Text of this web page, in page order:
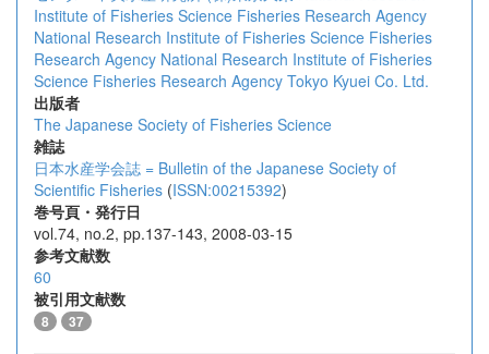
Institute of Fisheries Science Fisheries Research Agency
National Research Institute of Fisheries Science Fisheries
Research Agency National Research Institute of Fisheries
Science Fisheries Research Agency Tokyo Kyuei Co. Ltd.
出版者
The Japanese Society of Fisheries Science
雑誌
日本水産学会誌 = Bulletin of the Japanese Society of
Scientific Fisheries (ISSN:00215392)
巻号頁・発行日
vol.74, no.2, pp.137-143, 2008-03-15
参考文献数
60
被引用文献数
8 37